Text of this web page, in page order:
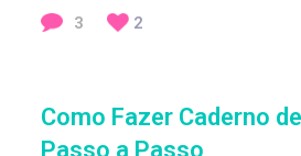
3 2
Como Fazer Caderno
Passo a Passo